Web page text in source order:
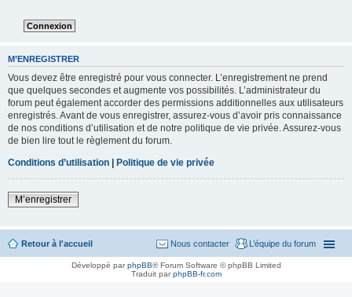
M’ENREGISTRER
Vous devez être enregistré pour vous connecter. L’enregistrement ne prend
que quelques secondes et augmente vos possibilités. L’administrateur du
forum peut également accorder des permissions additionnelles aux utilisateurs
enregistrés. Avant de vous enregistrer, assurez-vous d’avoir pris connaissance
de nos conditions d’utilisation et de notre politique de vie privée. Assurez-vous
de bien lire tout le règlement du forum.
Conditions d’utilisation | Politique de vie privée
M’enregistrer
Retour à l'accueil L’équipe du forum
Nous contacter
Développé parphpBB® Forum Software © phpBB Limited
Traduit parphpBB-fr.com